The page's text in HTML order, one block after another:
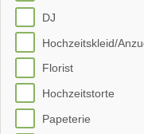
DJ
Hochzeitskleid/
Florist
Hochzeitstorte
Papeterie